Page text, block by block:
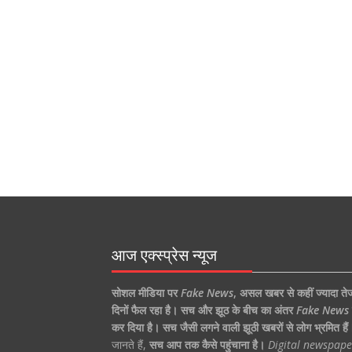
आज एक्स्प्रेस न्यूज
सोशल मीडिया पर Fake News, असल खबर से कहीं ज्यादा
दिनों फैल रहा है। सच और झूठ के बीच का अंतर Fake News
कर दिया है। सच जैसी लगने वाली झूठी खबरों से लोग भ्रमित
जानते हैं, सच आप तक कैसे पहुंचाना है। Digital